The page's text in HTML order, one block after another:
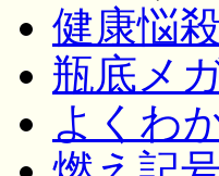
健康悩
瓶底メ
よくわ